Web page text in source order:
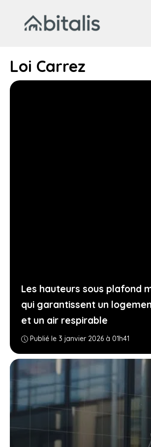
contenu
Loi Carrez
Les hauteurs sous plafond
qui garantissent un
et un air respirable
Publié le 3 janvier 2026 à 01h41